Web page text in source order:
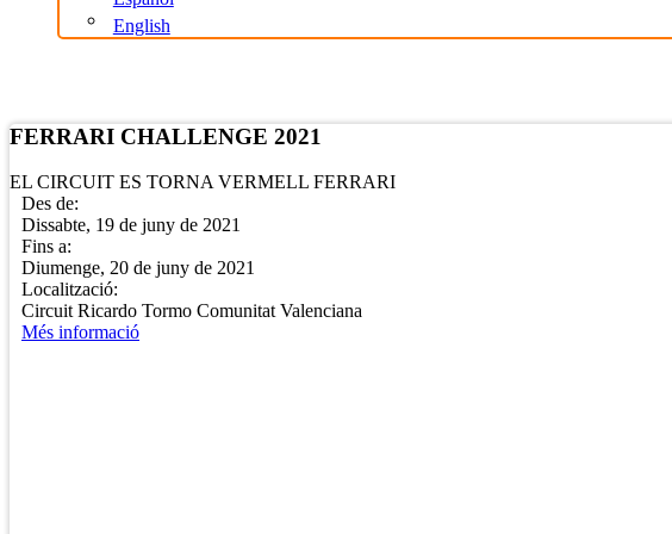
English
FERRARI CHALLENGE 2021
EL CIRCUIT ES TORNA VERMELL FERRARI
Des de:
Dissabte, 19 de juny de 2021
Fins a:
Diumenge, 20 de juny de 2021
Localització:
Circuit Ricardo Tormo Comunitat Valenciana
Més informació